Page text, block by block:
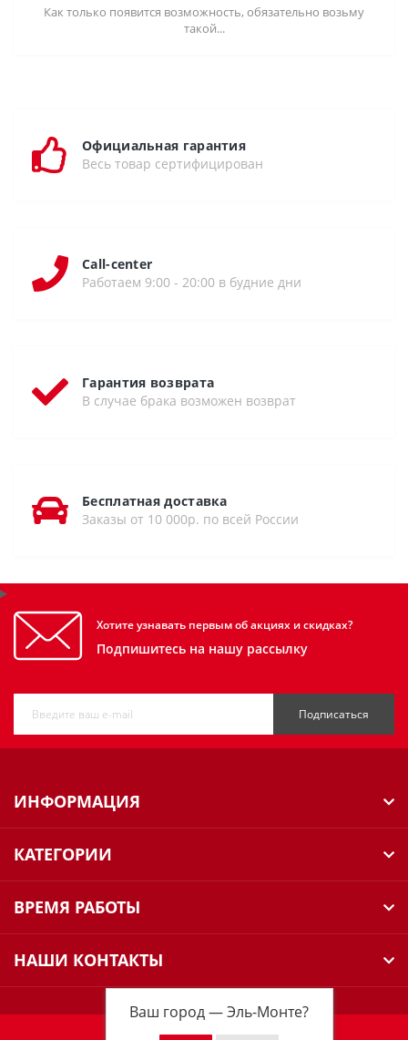
Ваш город —Эль-Монте?
Как только появится возможность, обязательно возьму
такой...
Официальная гарантия
Весь товар сертифицирован
Call-center
Работаем 9:00 - 20:00 в будние дни
Гарантия возврата
В случае брака возможен возврат
Бесплатная доставка
Заказы от 10 000р. по всей России
Хотите узнавать первым об акциях и скидках?
Подпишитесь на нашу рассылку
Подписаться
ИНФОРМАЦИЯ
КАТЕГОРИИ
ВРЕМЯ РАБОТЫ
НАШИ КОНТАКТЫ